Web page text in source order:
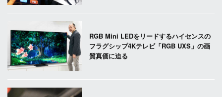
RGB Mini LEDをリードするハイセンスの
フラグシップ4Kテレビ「RGB UXS」の画
質真価に迫る